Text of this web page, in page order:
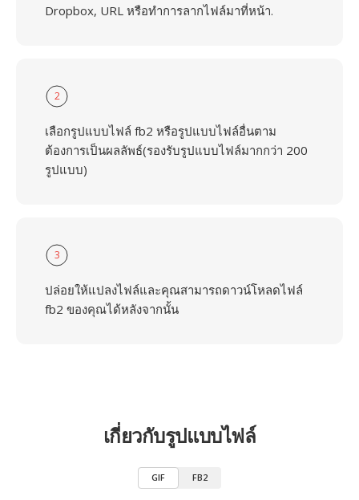
Dropbox, URL หรือทำการลากไฟล์มาที่หน้า.
2
เลือกรูปแบบไฟล์ fb2 หรือรูปแบบไฟล์อื่นตาม
ต้องการเป็นผลลัพธ์(รองรับรูปแบบไฟล์มากกว่า 200
รูปแบบ)
3
ปล่อยให้แปลงไฟล์และคุณสามารถดาวน์โหลดไฟล์
fb2 ของคุณได้หลังจากนั้น
เกี่ยวกับรูปแบบไฟล์
GIF FB2